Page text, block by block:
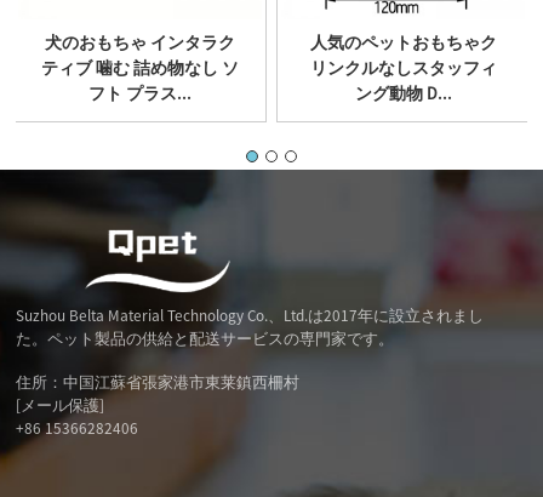
犬のおもちゃ インタラク
ティブ 噛む 詰め物なし ソ
フト プラス...
人気のペットおもちゃク
リンクルなしスタッフィ
ング動物 D...
Suzhou Belta Material Technology Co.、Ltd.は2017年に設立されまし
た。ペット製品の供給と配送サービスの専門家です。
住所：中国江蘇省張家港市東莱鎮西柵村
[メール保護]
+86 15366282406